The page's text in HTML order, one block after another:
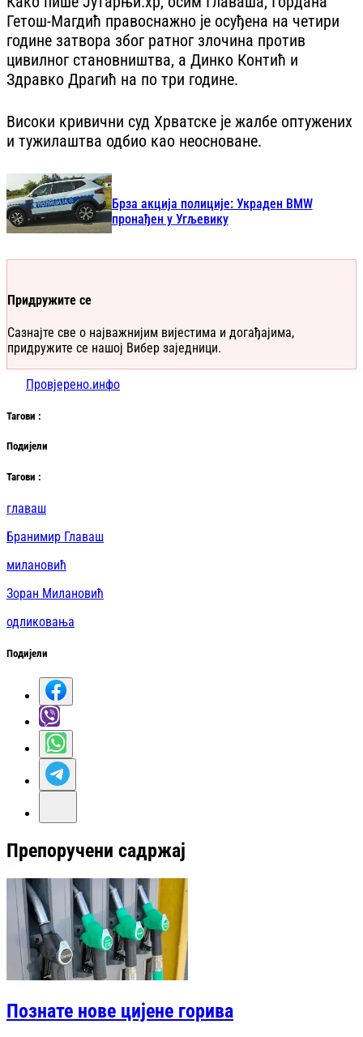
Гетош-Магдић правоснажно је осуђена на четири
године затвора због ратног злочина против
цивилног становништва, а Динко Контић и
Здравко Драгић на по три године.
Високи кривични суд Хрватске је жалбе оптужених
и тужилаштва одбио као неосноване.
Брза акција полиције: Украден BМW
пронађен у Угљевику
Придружите се
Сазнајте све о најважнијим вијестима и догађајима,
придружите се нашој Вибер заједници.
Провјерено.инфо
Тагови :
Подијели
Тагови :
главаш
Бранимир Главаш
милановић
Зоран Милановић
одликовања
Подијели
Препоручени садржај
Познате нове цијене горива